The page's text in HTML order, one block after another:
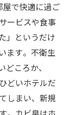
屋で快適に過ご
ービスや食事
」というだけ
ます​。不衛生
ころか、
どいホテルだ
しまい、新規